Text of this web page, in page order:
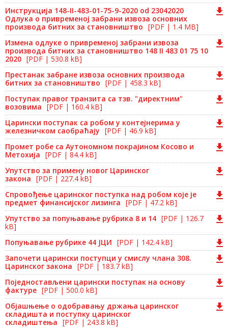
Инструкција 148-II-483-01-75-9-2020 od 23042020
Одлука о привременој забрани извоза основних
производа битних за становништво [PDF | 1.4 MB]
Измена одлуке о привременој забрани извоза
производа битних за становништво 148 II 483 01 75 10
2020 [PDF | 530.8 kB]
Престанак забране извоза основних производа
битних за становништво [PDF | 458.3 kB]
Поступак правог транзита са тзв. "директним"
возовима [PDF | 160.4 kB]
Царински поступак са робом у контејнерима у
железничком саобраћају [PDF | 46.9 kB]
Промет робе са Аутономном покрајином Косово и
Метохија [PDF | 84.4 kB]
Упутство за примену новог Царинског
закона [PDF | 227.4 kB]
Спровођење царинског поступка над робом које је
предмет финансијског лизинга [PDF | 47.2 kB]
Упутство за попуњавање рубрика 8 и 14 [PDF | 126.7
kB]
Попуњавање рубрике 44 ЈЦИ [PDF | 142.4 kB]
Започети царински поступци у смислу члана 308.
Царинског закона [PDF | 183.7 kB]
Поједностављени царински поступак на основу
фактуре [PDF | 500.0 kB]
Објашњење о одобравању држања царинског
складишта и поступку царинског
складиштења [PDF | 243.8 kB]